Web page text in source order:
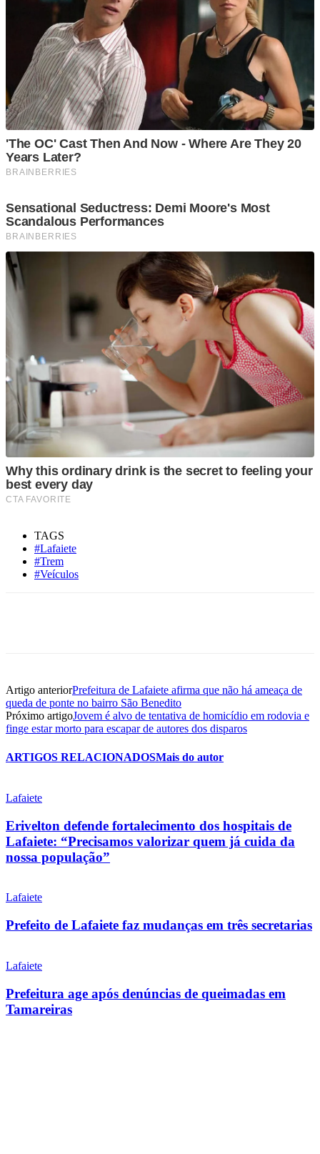
TAGS
#Lafaiete
#Trem
#Veículos
Artigo anteriorPrefeitura de Lafaiete afirma que não há ameaça de
queda de ponte no bairro São Benedito
Próximo artigoJovem é alvo de tentativa de homicídio em rodovia e
finge estar morto para escapar de autores dos disparos
ARTIGOS RELACIONADOSMais do autor
Lafaiete
Erivelton defende fortalecimento dos hospitais de
Lafaiete: “Precisamos valorizar quem já cuida da
nossa população”
Lafaiete
Prefeito de Lafaiete faz mudanças em três secretarias
Lafaiete
Prefeitura age após denúncias de queimadas em
Tamareiras